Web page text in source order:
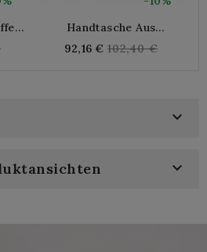
Handtasche Aus
Schulterriemen
92,16 € Regular
102,40 €

